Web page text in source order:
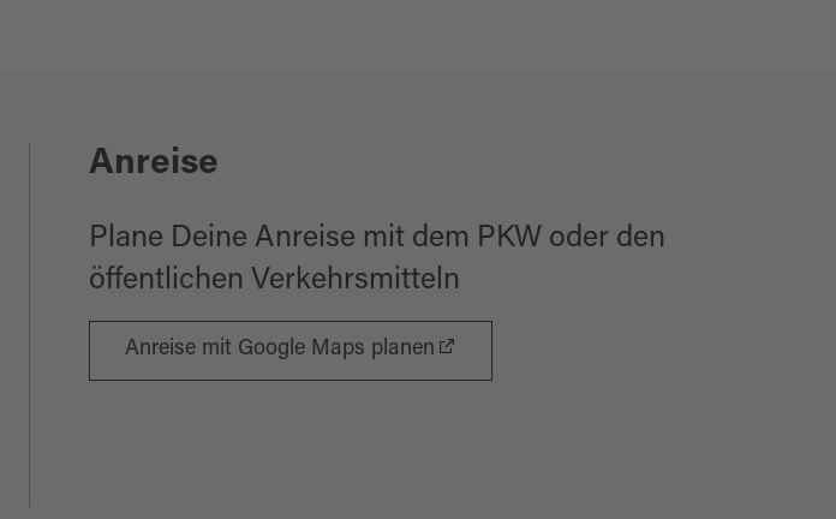
Anreise
Plane Deine Anreise mit dem PKW oder den
öffentlichen Verkehrsmitteln
Anreise mit Google Maps planen